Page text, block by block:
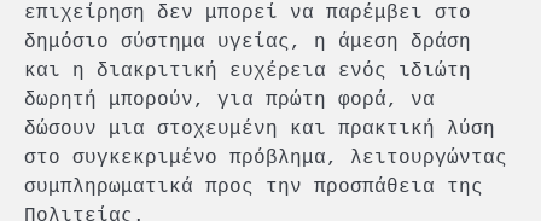
επιχείρηση δεν μπορεί να παρέμβει στο
δημόσιο σύστημα υγείας, η άμεση δράση
και η διακριτική ευχέρεια ενός ιδιώτη
δωρητή μπορούν, για πρώτη φορά, να
δώσουν μια στοχευμένη και πρακτική λύση
στο συγκεκριμένο πρόβλημα, λειτουργώντας
συμπληρωματικά προς την προσπάθεια της
Πολιτείας.